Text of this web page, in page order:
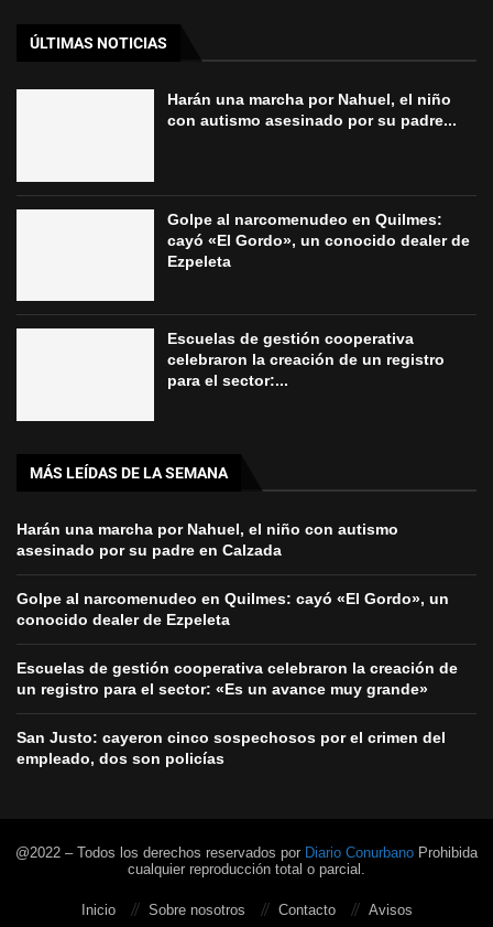
ÚLTIMAS NOTICIAS
Harán una marcha por Nahuel, el niño
con autismo asesinado por su padre...
Golpe al narcomenudeo en Quilmes:
cayó «El Gordo», un conocido dealer de
Ezpeleta
Escuelas de gestión cooperativa
celebraron la creación de un registro
para el sector:...
MÁS LEÍDAS DE LA SEMANA
Harán una marcha por Nahuel, el niño con autismo
asesinado por su padre en Calzada
Golpe al narcomenudeo en Quilmes: cayó «El Gordo», un
conocido dealer de Ezpeleta
Escuelas de gestión cooperativa celebraron la creación de
un registro para el sector: «Es un avance muy grande»
San Justo: cayeron cinco sospechosos por el crimen del
empleado, dos son policías
@2022 – Todos los derechos reservados por Diario Conurbano Prohibida
cualquier reproducción total o parcial.
Inicio Sobre nosotros Contacto Avisos